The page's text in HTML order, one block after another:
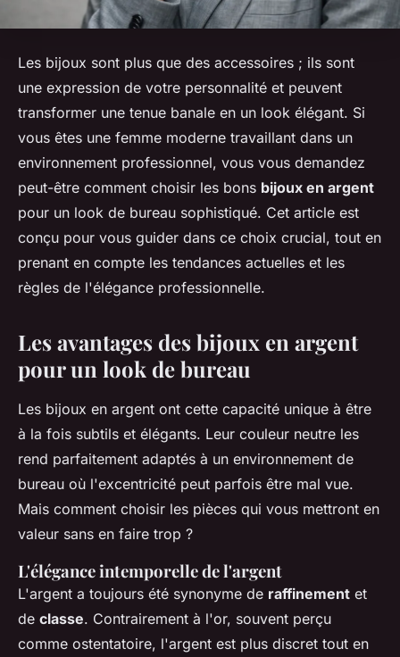
Les bijoux sont plus que des accessoires ; ils sont
une expression de votre personnalité et peuvent
transformer une tenue banale en un look élégant. Si
vous êtes une femme moderne travaillant dans un
environnement professionnel, vous vous demandez
peut-être comment choisir les bons bijoux en argent
pour un look de bureau sophistiqué. Cet article est
conçu pour vous guider dans ce choix crucial, tout en
prenant en compte les tendances actuelles et les
règles de l'élégance professionnelle.
Les avantages des bijoux en argent
pour un look de bureau
Les bijoux en argent ont cette capacité unique à être
à la fois subtils et élégants. Leur couleur neutre les
rend parfaitement adaptés à un environnement de
bureau où l'excentricité peut parfois être mal vue.
Mais comment choisir les pièces qui vous mettront en
valeur sans en faire trop ?
L'élégance intemporelle de l'argent
L'argent a toujours été synonyme de raffinement et
de classe. Contrairement à l'or, souvent perçu
comme ostentatoire, l'argent est plus discret tout en